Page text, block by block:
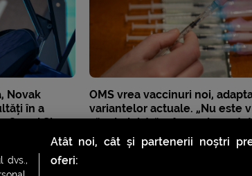
Novak
în a
Grand Slam
OMS vrea vaccinuri noi,
variantelor actuale. „Nu este
să administrăm în mod
ale primelor vaccinuri”
dvs.,
Atât noi, cât și partenerii noștri
oferi: